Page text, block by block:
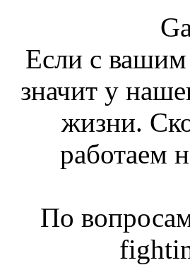
Если с вашим
значит у
жизни.
работаем
По